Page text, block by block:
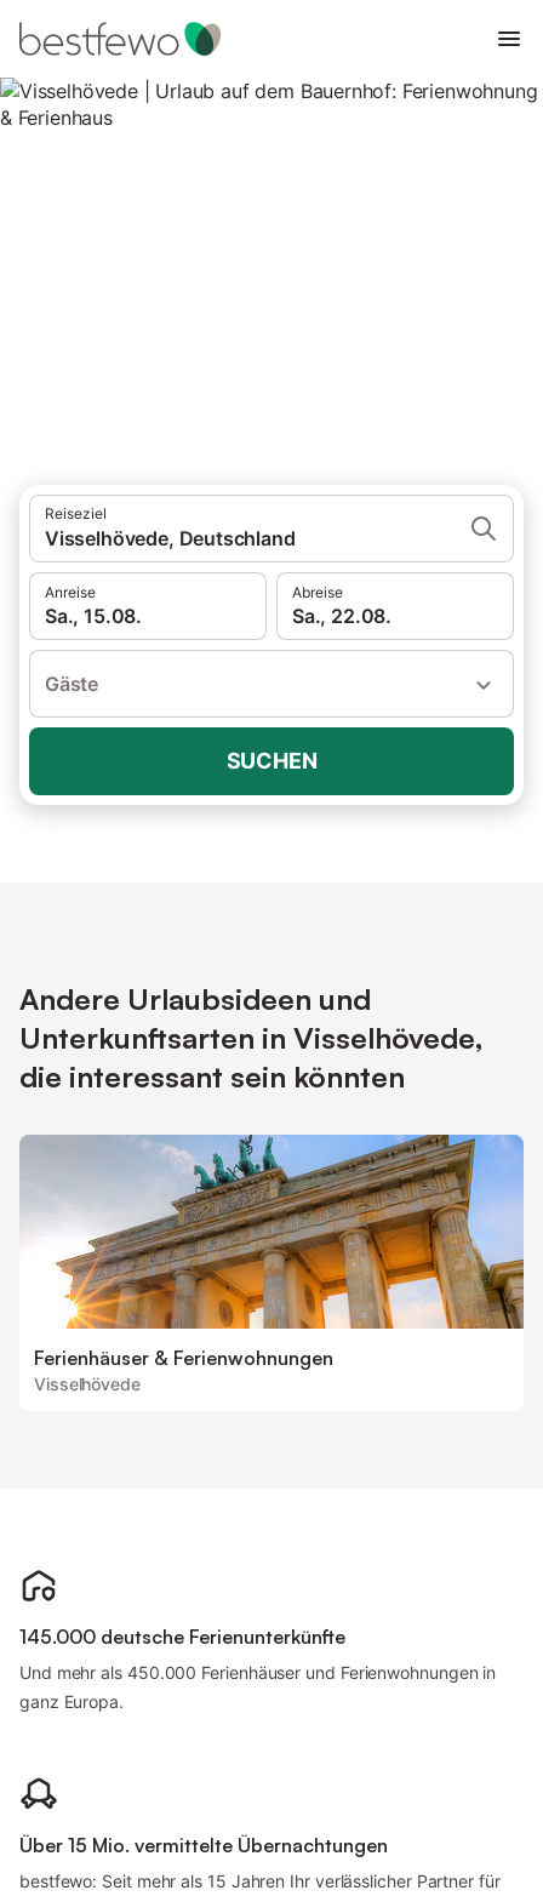
Reiseziel
Visselhövede, Deutschland
Anreise
Sa., 15.08.
Abreise
Sa., 22.08.
Gäste
SUCHEN
Andere Urlaubsideen und
Unterkunftsarten in Visselhövede,
die interessant sein könnten
Ferienhäuser & Ferienwohnungen
Visselhövede
145.000 deutsche Ferienunterkünfte
Und mehr als 450.000 Ferienhäuser und Ferienwohnungen in
ganz Europa.
Über 15 Mio. vermittelte Übernachtungen
bestfewo: Seit mehr als 15 Jahren Ihr verlässlicher Partner für